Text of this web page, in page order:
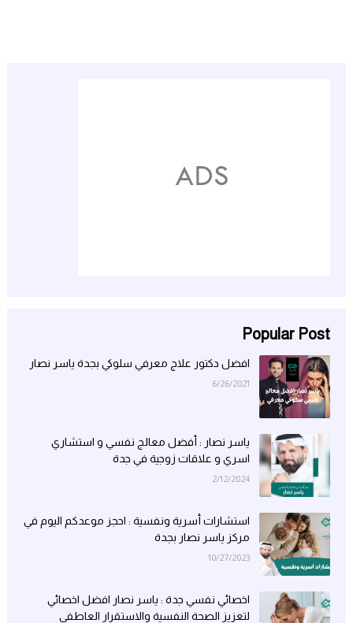
Popular Post
افضل دكتور علاج معرفي سلوكي بجدة ياسر نصار
6/26/2021
ياسر نصار : أفضل معالج نفسي و استشاري
اسري و علاقات زوجية في جدة
2/12/2024
استشارات أسرية ونفسية : احجز موعدكم اليوم في
مركز ياسر نصار بجدة
10/27/2023
اخصائي نفسي جدة : ياسر نصار افضل اخصائي
لتعزيز الصحة النفسية والاستقرار العاطفي